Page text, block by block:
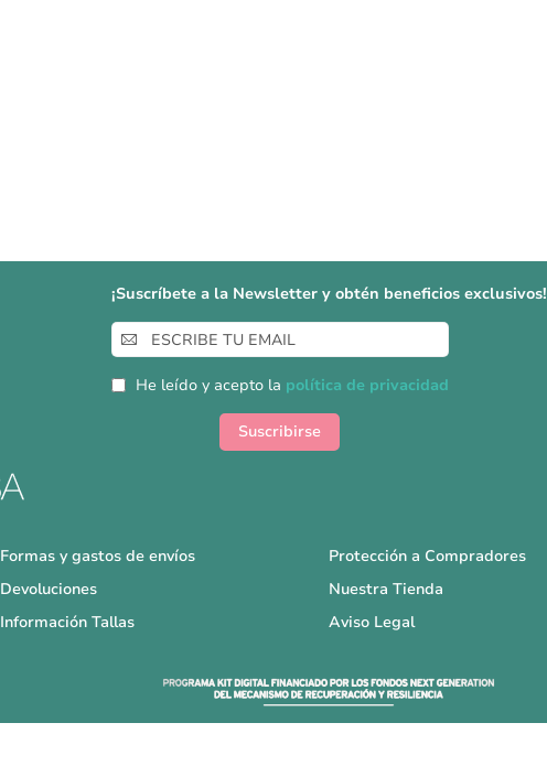
¡Suscríbete a la Newsletter y obtén beneficios exclusivos!
Inscríbase
a
nuestro
boletín
He leído y acepto la política de privacidad
Suscribirse
Formas y gastos de envíos
Devoluciones
Información Tallas
Protección a Compradores
Nuestra Tienda
Aviso Legal